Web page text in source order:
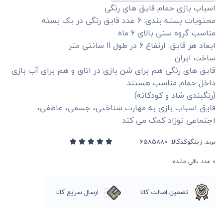
اسباب بازی حمام قایق های رنگی
محتویات بسته بندی: 6 عدد قایق رنگی در یک بسته
مناسب گروه سنی بالای 6 ماه
ابعاد هر قایق: ارتفاع 6 در طول 11 سانتی متر
ساخت ایران
قایق های رنگی هم برای شن بازی در اتاق و هم برای آب بازی
داخل حمام مناسب هستند
(رنگبندی شاد و کودکانه)
قایق اسباب بازی به مهارت شناختی، جسمی، عاطفی،
اجتماعی نوزاد کمک می کند
برند: زینگوکدکالا:
0 عدد باقی مانده
تضمین اصالت کالا
ارسال سریع کالا